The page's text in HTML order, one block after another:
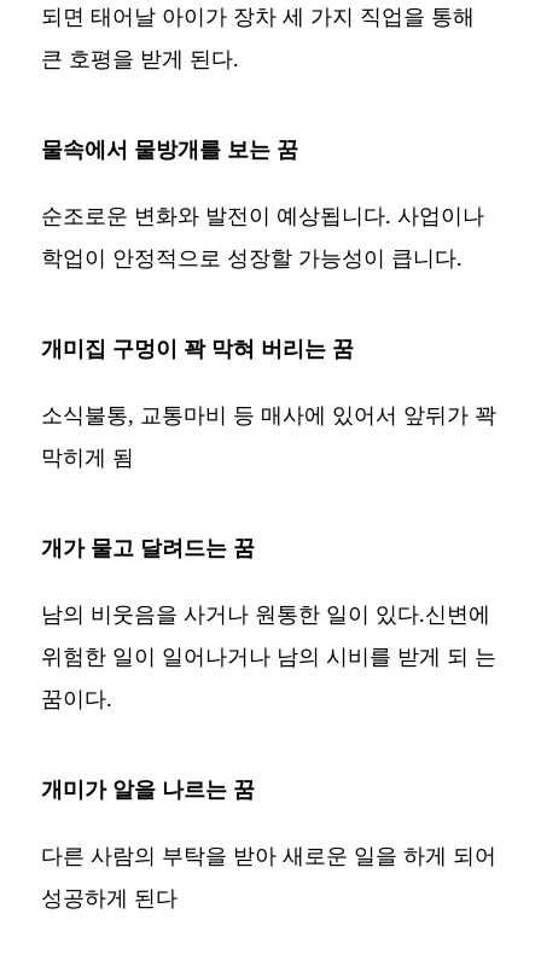
되면 태어날 아이가 장차 세 가지 직업을 통해
큰 호평을 받게 된다.
물속에서 물방개를 보는 꿈
순조로운 변화와 발전이 예상됩니다. 사업이나
학업이 안정적으로 성장할 가능성이 큽니다.
개미집 구멍이 꽉 막혀 버리는 꿈
소식불통, 교통마비 등 매사에 있어서 앞뒤가 꽉
막히게 됨
개가 물고 달려드는 꿈
남의 비웃음을 사거나 원통한 일이 있다.신변에
위험한 일이 일어나거나 남의 시비를 받게 되 는
꿈이다.
개미가 알을 나르는 꿈
다른 사람의 부탁을 받아 새로운 일을 하게 되어
성공하게 된다